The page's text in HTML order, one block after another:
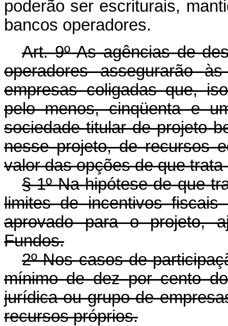
poderão ser escriturais,
bancos operadores.
Art. 9º As agências de
operadores assegurarão
empresas coligadas que,
pelo menos, cinqüenta e
sociedade titular de projeto
nesse projeto, de recursos
valor das opções de que trata
§ 1º Na hipótese de que
limites de incentivos fiscais
aprovado para o projeto,
Fundos.
2º Nos casos de
mínimo de dez por cento
jurídica ou grupo de
recursos próprios.